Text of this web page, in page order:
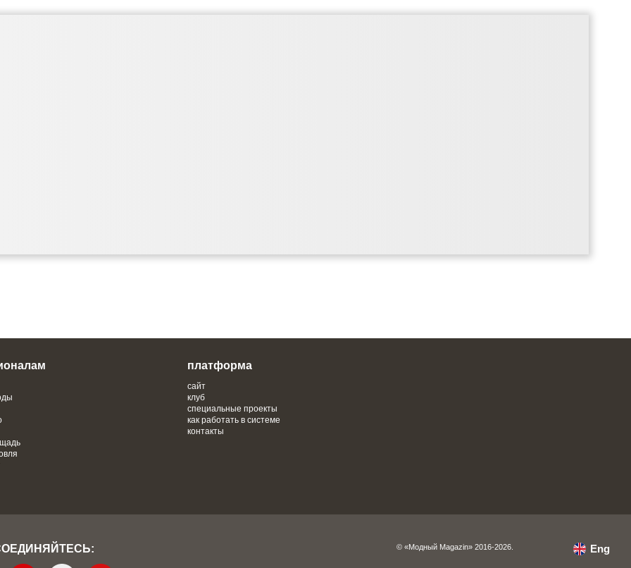
платформа
сайт
клуб
специальные проекты
как работать в системе
контакты
© «Модный Magazin» 2016-2026. Eng